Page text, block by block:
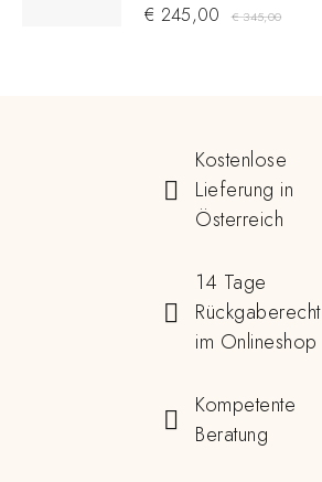
€345,00
€ 245,00
Kostenlose
Lieferung in
Österreich
14 Tage
Rückgaberecht
im Onlineshop
Kompetente
Beratung